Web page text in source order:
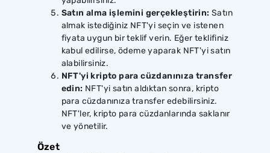
Satın alma işlemini gerçekleştirin: Satın
almak istediğiniz NFT'yi seçin ve istenen
fiyata uygun bir teklif verin. Eğer teklifiniz
kabul edilirse, ödeme yaparak NFT'yi satın
alabilirsiniz.
NFT'yi kripto para cüzdanınıza transfer
edin: NFT'yi satın aldıktan sonra, kripto
para cüzdanınıza transfer edebilirsiniz.
NFT'ler, kripto para cüzdanlarında saklanır
ve yönetilir.
Özet